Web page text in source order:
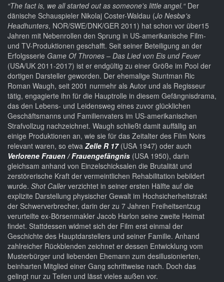
“The fact is, we all started out as someone's little angel.“Der
dänische Schauspieler Nikolaj Coster-Waldau (Jo Nesbø's
Headhunters, NOR/SWE/DNK/GER 2011) hat schon vor über15
Jahren mit Nebenrollen den Sprung in US-amerikanische Film-
und TV-Produktionen geschafft. Seit seiner Beteiligung an der
Erfolgsserie Game Of Thrones – Das Lied von Eis und Feuer
(USA/UK 2011-2017) ist er endgültig zu einer Größe im Pool der
dortigen Darsteller geworden. Der ehemalige Stuntman Ric
Roman Waugh, seit 2001 nurmehr als Autor und als Regisseur
tätig, engagierte ihn für die Hauptrolle in diesem Gefängnisdrama,
das den Lebens- und Leidensweg eines zuvor glücklichen
Geschäftsmanns und Familienvaters im US-amerikanischen
Strafvollzug nachzeichnet. Waugh schließt damit auffällig an
einige Produktionen an, wie sie für das Zeitalter des Film Noirs
relevant waren, so etwa Zelle R 17(USA 1947) oder auch
Verlorene Frauen / Frauengefängnis (USA 1950), darin
gleichsam anhand von Einzelschicksalen die Brutalität und
zerstörerische Kraft der vermeintlichen Rehabilitation bebildert
wurde. Shot Callerverzichtet in seiner ersten Hälfte auf die
explizite Darstellung physischer Gewalt im Hochsicherheitstrakt
der Schwerverbrecher, darin der zu 7 Jahren Freiheitsentzug
verurteilte ex-Börsenmakler Jacob Harlon seine zweite Heimat
findet. Stattdessen widmet sich der Film erst einmal der
Geschichte des Hauptdarstellers und seiner Familie. Anhand
zahlreicher Rückblenden zeichnet er dessen Entwicklung vom
Musterbürger und liebenden Ehemann zum desillusionierten,
beinharten Mitglied einer Gang schrittweise nach. Doch das
gelingt nur zu Teilen und lässt vieles außen vor.